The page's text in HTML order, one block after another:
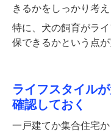
きるかをしっかり考
特に、犬の飼育がラ
保できるかという点が
ライフスタイル
確認しておく
一戸建てか集合住宅